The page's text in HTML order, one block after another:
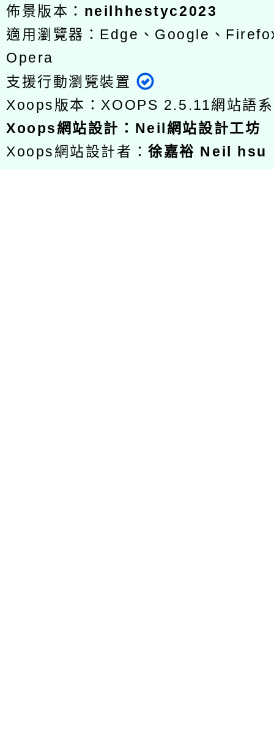
佈景版本： neilhhestyc2023
適用瀏覽器：Edge、Google、
Opera
支援行動瀏覽裝置
Xoops版本：XOOPS 2.5.11網站語
Xoops網站設計 ： Neil網站設計工坊
Xoops網站設計者：徐嘉裕 Neil hsu